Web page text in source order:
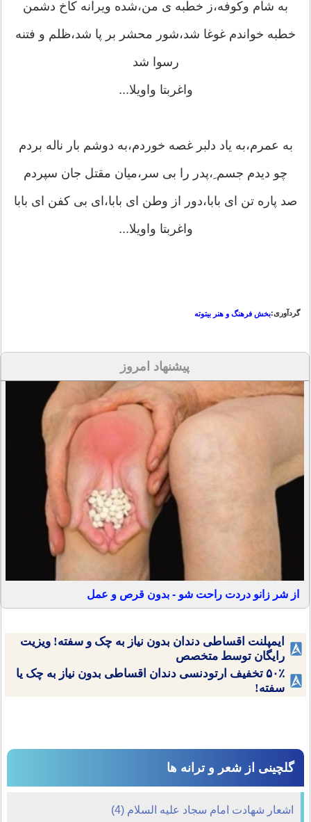
به شام وکوفه،ز خطبه ی من،شده ویرانه کاخ دشمن
خطبه خواندم غوغا شد،شور محشر بر پا شد،ظلم و فتنه
رسوا شد
واغربتا واویلا...
به عمرم،به یاد دلبر غصه خوردم،به دوشم بار ناله بردم
چو دیدم جسم ِ،پدر را بی سر،میان مقتل جان سپردم
صد پاره تن ای بابا،دور از وطن ای بابا،ای بی کفن ای بابا
واغربتا واویلا...
گردآوری:بخش فرهنگ و هنر بیتوته
پیشنهاد امروز
از شر زانو دردت راحت شو - بدون قرص و عمل
ایمپلنت اقساطی دندان بدون نیاز به چک و سفته! ویزیت
رایگان توسط متخصص
۵۰٪ تخفیف ارتودنسی دندان اقساطی بدون نیاز به چک یا
سفته!
گلچینی از شعر و ترانه ها
اشعار شهادت امام سجاد علیه السلام (4)